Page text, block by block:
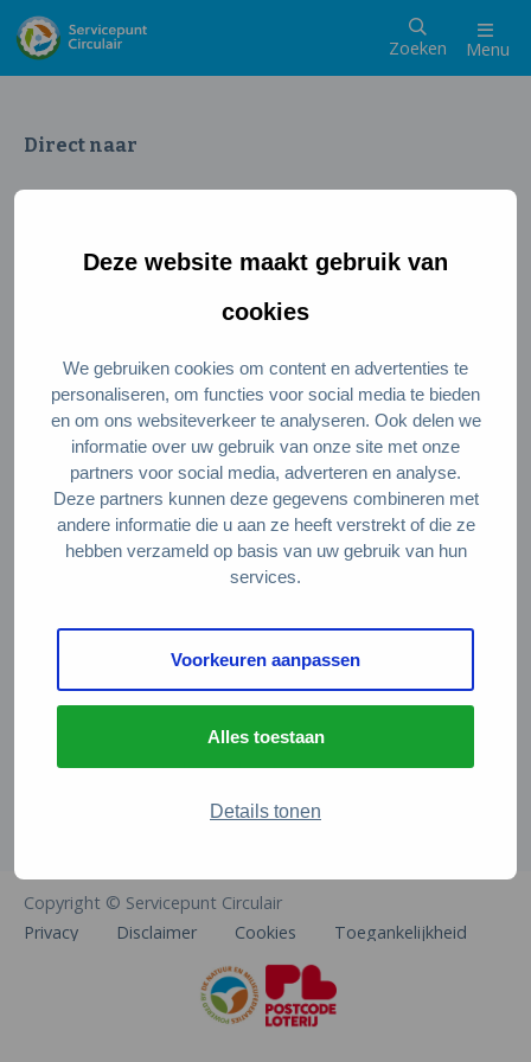
Deze website maakt gebruik van
cookies
We gebruiken cookies om content en advertenties te
personaliseren, om functies voor social media te bieden
en om ons websiteverkeer te analyseren. Ook delen we
informatie over uw gebruik van onze site met onze
partners voor social media, adverteren en analyse.
Deze partners kunnen deze gegevens combineren met
andere informatie die u aan ze heeft verstrekt of die ze
hebben verzameld op basis van uw gebruik van hun
services.
Voorkeuren aanpassen
Alles toestaan
Details tonen
Zoeken Menu
Direct naar
Wat is een circulaire samenleving
Meedoen als ondernemer
Circulaire producten en diensten
Wie zijn wij?
Over ons
Stel je vraag
Servicepunt Team
Veelgestelde vragen
De Natuur en Milieufederaties
Arthur van Schendelstraat 600
info@natuurenmilieufederaties.nl
Copyright © Servicepunt Circulair
Privacy
Disclaimer Cookies Toegankelijkheid